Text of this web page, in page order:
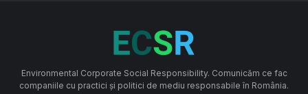
Environmental Corporate Social Responsibility. Comunicăm ce fac
companiile cu practici și politici de mediu responsabile în România.